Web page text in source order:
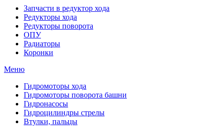
Запчасти в редуктор хода
Редукторы хода
Редукторы поворота
ОПУ
Радиаторы
Коронки
Меню
Гидромоторы хода
Гидромоторы поворота башни
Гидронасосы
Гидроцилиндры стрелы
Втулки, пальцы